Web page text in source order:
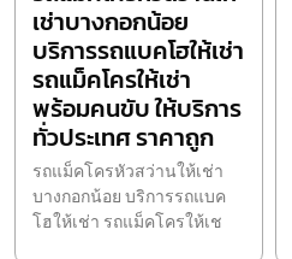
เช่าบางกอกน้อย
บริการรถแบคโฮให้เช่า
รถแม็คโครให้เช่า
พร้อมคนขับ ให้บริการ
ทั่วประเทศ ราคาถูก
รถแม็คโครหัวสว่านให้เช่า
บางกอกน้อย บริการรถแบค
โฮให้เช่า รถแม็คโครให้เช